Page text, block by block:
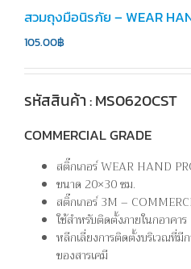
สวมถุงมือนิรภัย – WEAR
105.00฿
รหัสสินค้า : MS0620CST
COMMERCIAL GRADE
สติ๊กเกอร์ WEAR HAND
ขนาด 20×30 ซม.
สติ๊กเกอร์ 3M –
ใช้สำหรับติดตั้งภายในกอาคาร
หลีกเลี่ยงการติดตั้งบริเวณที่มี
ของสารเคมี